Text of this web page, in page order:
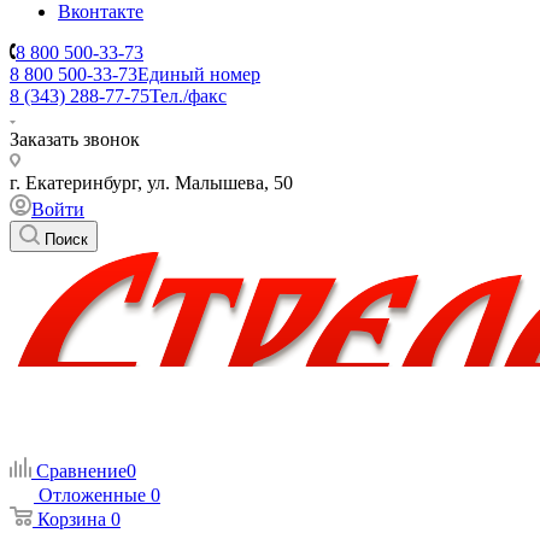
Вконтакте
8 800 500-33-73
8 800 500-33-73Единый номер
8 (343) 288-77-75Тел./факс
Заказать звонок
г. Екатеринбург, ул. Малышева, 50
Войти
Поиск
Сравнение0
Отложенные 0
Корзина 0